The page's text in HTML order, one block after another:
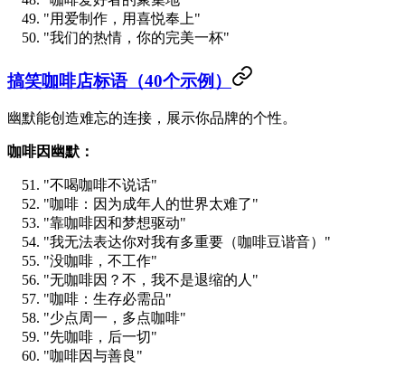
"用爱制作，用喜悦奉上"
"我们的热情，你的完美一杯"
搞笑咖啡店标语（40个示例）
幽默能创造难忘的连接，展示你品牌的个性。
咖啡因幽默：
"不喝咖啡不说话"
"咖啡：因为成年人的世界太难了"
"靠咖啡因和梦想驱动"
"我无法表达你对我有多重要（咖啡豆谐音）"
"没咖啡，不工作"
"无咖啡因？不，我不是退缩的人"
"咖啡：生存必需品"
"少点周一，多点咖啡"
"先咖啡，后一切"
"咖啡因与善良"